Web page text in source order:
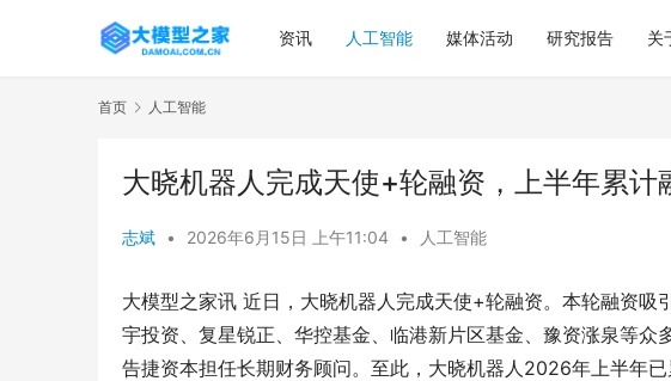
资讯 人工智能 媒体活动 研究报告 关
首页 人工智能
大晓机器人完成天使+轮融资，上半年累计
志斌 • 2026年6月15日 上午11:04 • 人工智能
大模型之家讯 近日，大晓机器人完成天使+轮融资。本轮融资
宇投资、复星锐正、华控基金、临港新片区基金、豫资涨泉等
告捷资本担任长期财务顾问。至此，大晓机器人2026年上半年